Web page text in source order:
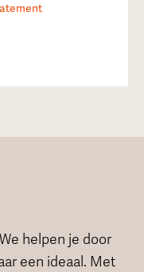
helpen je door
een ideaal. Met